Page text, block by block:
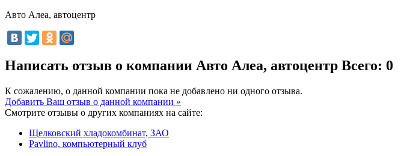
Авто Алеа, автоцентр
Написать отзыв о компании Авто Алеа, автоцентр Всего: 0
К сожалению, о данной компании пока не добавлено ни одного отзыва.
Добавить Ваш отзыв о данной компании »
Смотрите отзывы о других компаниях на сайте:
Щелковский хладокомбинат, ЗАО
Pavlino, компьютерный клуб